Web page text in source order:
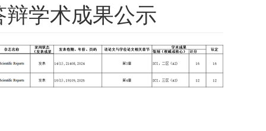
学术成果公示